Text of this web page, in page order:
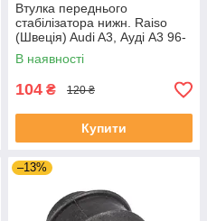
Втулка переднього
стабілізатора нижн. Raiso
(Швеція) Audi A3, Ауді А3 96-
#RL-8D0317C UAMXFCQ4
В наявності
104 ₴ 120 ₴
Купити
–13%